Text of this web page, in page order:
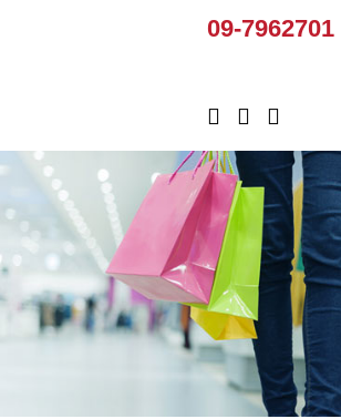
09-7962701